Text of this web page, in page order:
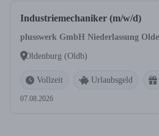
Industriemechaniker (m/w/d)
plusswerk GmbH Niederlassung
Oldenburg (Oldb)
Vollzeit Urlaubsgeld
07.08.2026